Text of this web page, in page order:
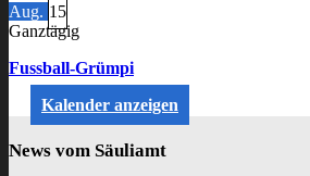
Aug. 15
Ganztägig
Fussball-Grümpi
Kalender anzeigen
News vom Säuliamt